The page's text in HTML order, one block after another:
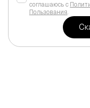
соглашаюсь с
Пользования.